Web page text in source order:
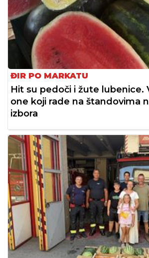
ĐIR PO MARKATU
Hit su pedoči i žute lubenice.
one koji rade na štandovima
izbora